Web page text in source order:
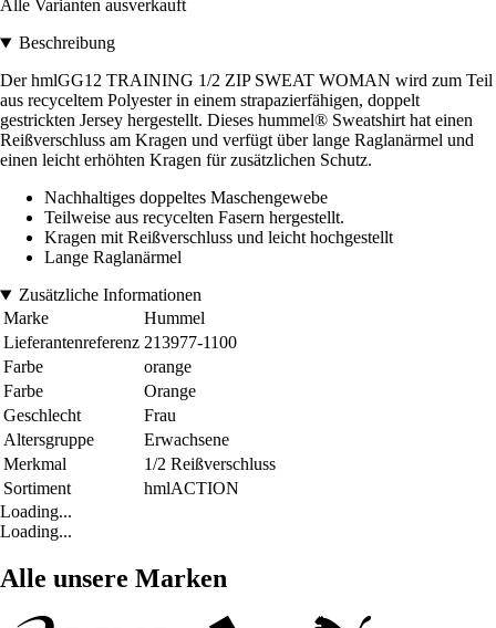
Alle Varianten ausverkauft
Beschreibung
Der hmlGG12 TRAINING 1/2 ZIP SWEAT WOMAN wird zum Teil
aus recyceltem Polyester in einem strapazierfähigen, doppelt
gestrickten Jersey hergestellt. Dieses hummel® Sweatshirt hat einen
Reißverschluss am Kragen und verfügt über lange Raglanärmel und
einen leicht erhöhten Kragen für zusätzlichen Schutz.
Nachhaltiges doppeltes Maschengewebe
Teilweise aus recycelten Fasern hergestellt.
Kragen mit Reißverschluss und leicht hochgestellt
Lange Raglanärmel
Zusätzliche Informationen
Marke
Hummel
Lieferantenreferenz 213977-1100
Farbe
orange
Farbe
Orange
Geschlecht
Frau
Altersgruppe
Erwachsene
Merkmal
1/2 Reißverschluss
Sortiment
hmlACTION
Loading...
Loading...
Alle unsere Marken